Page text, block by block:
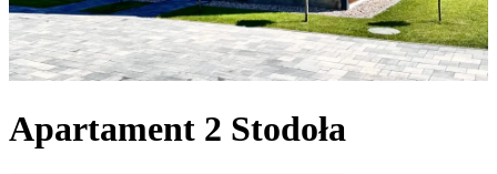
Apartament 2 Stodoła